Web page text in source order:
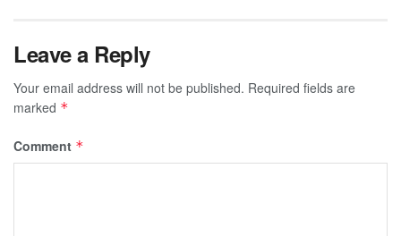
Leave a Reply
Your email address will not be published. Required fields are
marked *
Comment *